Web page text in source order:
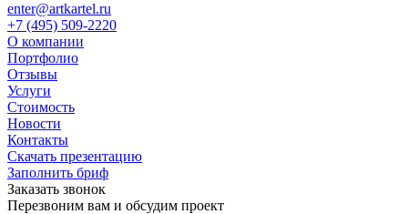
enter@artkartel.ru
+7 (495) 509-2220
О компании
Портфолио
Отзывы
Услуги
Стоимость
Новости
Контакты
Скачать презентацию
Заполнить бриф
Заказать звонок
Перезвоним вам и обсудим проект